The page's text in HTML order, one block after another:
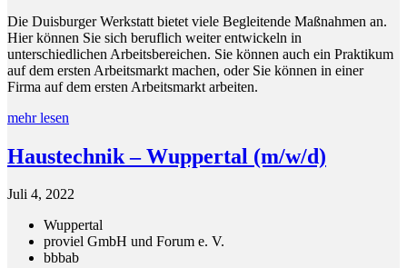
Die Duisburger Werkstatt bietet viele Begleitende Maßnahmen an.
Hier können Sie sich beruflich weiter entwickeln in
unterschiedlichen Arbeitsbereichen. Sie können auch ein Praktikum
auf dem ersten Arbeitsmarkt machen, oder Sie können in einer
Firma auf dem ersten Arbeitsmarkt arbeiten.
mehr lesen
Haustechnik – Wuppertal (m/w/d)
Juli 4, 2022
Wuppertal
proviel GmbH und Forum e. V.
bbbab